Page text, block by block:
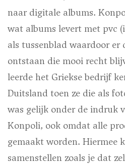
naar digitale albums.
wat albums levert met pvc
als tussenblad waardoor er
ontstaan die mooi recht
leerde het Griekse bedrijf
Duitsland toen ze die als
was gelijk onder de indruk
Konpoli, ook omdat alle
gemaakt worden. Hiermee
samenstellen zoals je dat